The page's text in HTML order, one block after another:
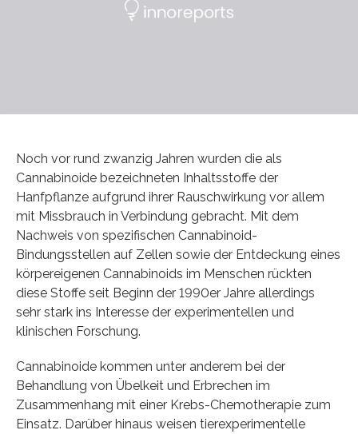
Noch vor rund zwanzig Jahren wurden die als
Cannabinoide bezeichneten Inhaltsstoffe der
Hanfpflanze aufgrund ihrer Rauschwirkung vor allem
mit Missbrauch in Verbindung gebracht. Mit dem
Nachweis von spezifischen Cannabinoid-
Bindungsstellen auf Zellen sowie der Entdeckung eines
körpereigenen Cannabinoids im Menschen rückten
diese Stoffe seit Beginn der 1990er Jahre allerdings
sehr stark ins Interesse der experimentellen und
klinischen Forschung.
Cannabinoide kommen unter anderem bei der
Behandlung von Übelkeit und Erbrechen im
Zusammenhang mit einer Krebs-Chemotherapie zum
Einsatz. Darüber hinaus weisen tierexperimentelle